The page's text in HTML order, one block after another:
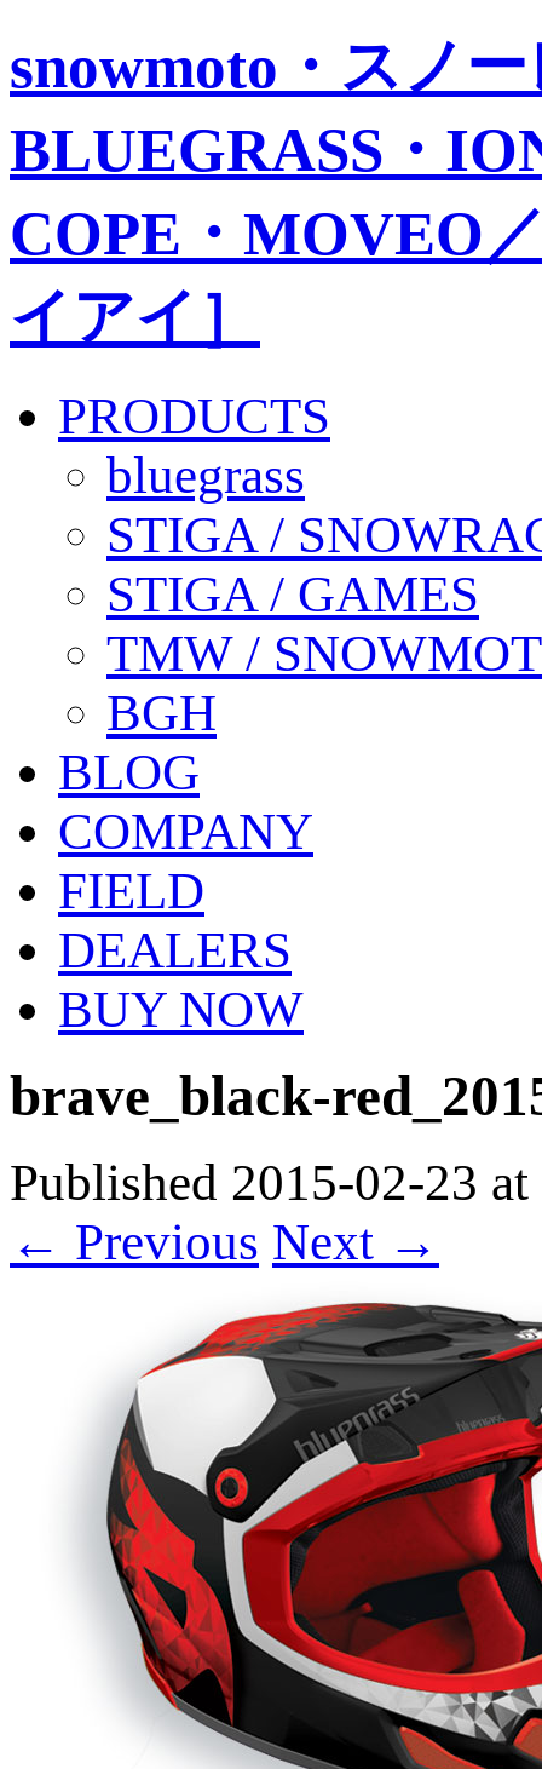
snowmoto・スノ
BLUEGRASS・
COPE・MOVEO
イアイ］
PRODUCTS
bluegrass
STIGA /
STIGA / GAMES
TMW /
BGH
BLOG
COMPANY
FIELD
DEALERS
BUY NOW
brave_black-
Published 2015-02-23 at
← Previous Next →